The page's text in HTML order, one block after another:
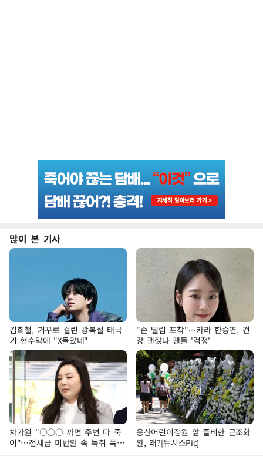
많이 본 기사
김희철, 거꾸로 걸린 광복절 태극
기 현수막에 "X돌았네"
"손 떨림 포착"…카라 한승연, 건
강 괜찮나 팬들 '걱정'
차가원 "○○○ 까면 주변 다 죽
어"…전세금 미반환 속 녹취 폭로
파장
용산어린이정원 앞 즐비한 근조화
환, 왜?[뉴시스Pic]